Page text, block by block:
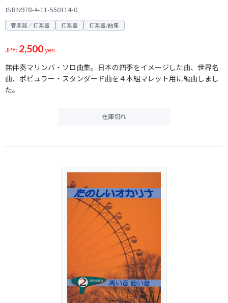
ISBN978-4-11-550114-0
管楽器／打楽器 打楽器 打楽器/曲集
JPY: 2,500yen
無伴奏マリンバ・ソロ曲集。日本の四季をイメージした曲、世界名
曲、ポピュラー・スタンダード曲を４本組マレット用に編曲しまし
た。
在庫切れ